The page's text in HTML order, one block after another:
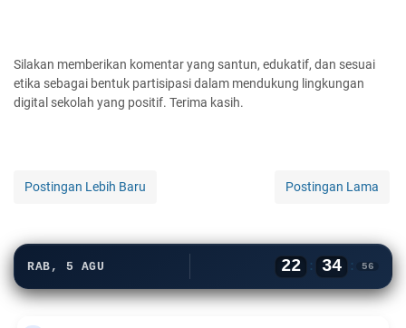
Silakan memberikan komentar yang santun, edukatif, dan sesuai
etika sebagai bentuk partisipasi dalam mendukung lingkungan
digital sekolah yang positif. Terima kasih.
Postingan Lebih Baru Postingan Lama
RAB, 5 AGU 22 : 34 : 56